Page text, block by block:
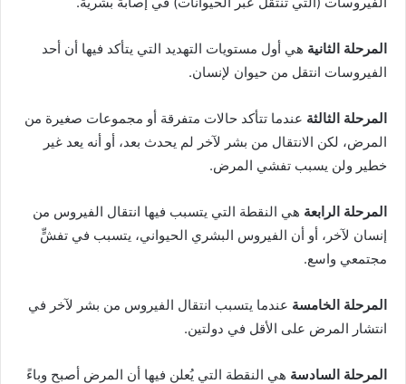
المرحلة الثانية هي أول مستويات التهديد التي يتأكد فيها أن أحد
الفيروسات انتقل من حيوان لإنسان.
المرحلة الثالثة عندما تتأكد حالات متفرقة أو مجموعات صغيرة من
المرض، لكن الانتقال من بشر لآخر لم يحدث بعد، أو أنه يعد غير
خطير ولن يسبب تفشي المرض.
المرحلة الرابعة هي النقطة التي يتسبب فيها انتقال الفيروس من
إنسان لآخر، أو أن الفيروس البشري الحيواني، يتسبب في تفشٍّ
مجتمعي واسع.
المرحلة الخامسة عندما يتسبب انتقال الفيروس من بشر لآخر في
انتشار المرض على الأقل في دولتين.
المرحلة السادسة هي النقطة التي يُعلن فيها أن المرض أصبح وباءً